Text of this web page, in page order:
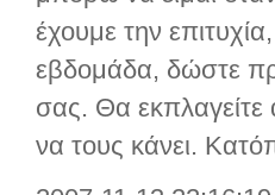
έχουμε την
εβδομάδα, δώστε
σας. Θα εκπλαγείτε
να τους κάνει.